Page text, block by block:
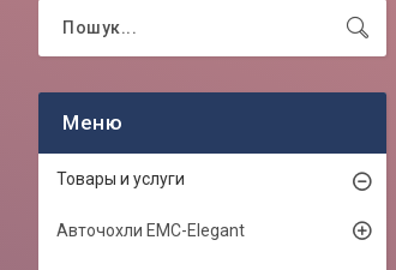
Товары и услуги
Авточохли EMC-Elegant